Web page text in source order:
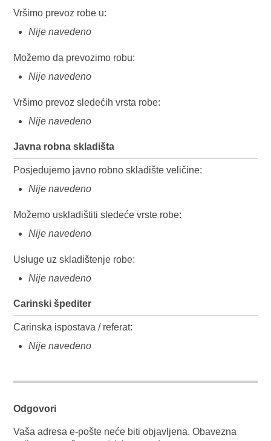
Vršimo prevoz robe u:
Nije navedeno
Možemo da prevozimo robu:
Nije navedeno
Vršimo prevoz sledećih vrsta robe:
Nije navedeno
Javna robna skladišta
Posjedujemo javno robno skladište veličine:
Nije navedeno
Možemo uskladištiti sledeće vrste robe:
Nije navedeno
Usluge uz skladištenje robe:
Nije navedeno
Carinski špediter
Carinska ispostava / referat:
Nije navedeno
Odgovori
Vaša adresa e-pošte neće biti objavljena. Obavezna